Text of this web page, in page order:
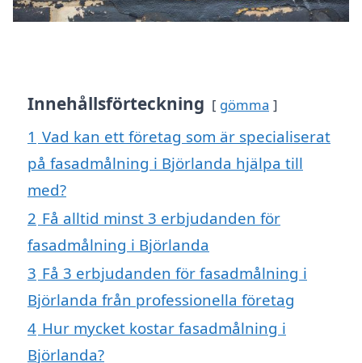
Innehållsförteckning gömma
1 Vad kan ett företag som är specialiserat
på fasadmålning i Björlanda hjälpa till
med?
2 Få alltid minst 3 erbjudanden för
fasadmålning i Björlanda
3 Få 3 erbjudanden för fasadmålning i
Björlanda från professionella företag
4 Hur mycket kostar fasadmålning i
Björlanda?